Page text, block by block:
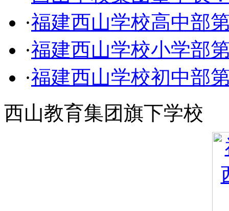
·福建西山学校高中部
·福建西山学校小学部
·福建西山学校初中部
西山教育集团旗下学校